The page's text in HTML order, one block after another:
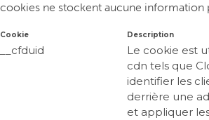
cookies ne stockent aucune information
Cookie Description
__cfduid
Le cookie est
cdn tels que
identifier les
derrière une
et appliquer